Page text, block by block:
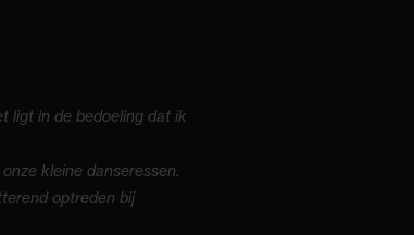
ligt in de bedoeling dat ik
kleine danseressen.
optreden bij